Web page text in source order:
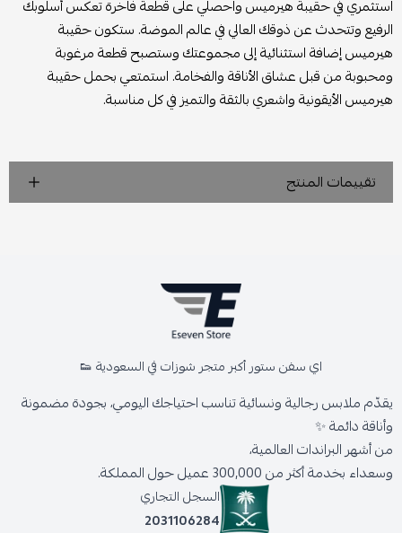
استثمري في حقيبة هيرميس واحصلي على قطعة فاخرة تعكس أسلوبك
الرفيع وتتحدث عن ذوقك العالي في عالم الموضة. ستكون حقيبة
هيرميس إضافة استثنائية إلى مجموعتك وستصبح قطعة مرغوبة
ومحبوبة من قبل عشاق الأناقة والفخامة. استمتعي بحمل حقيبة
هيرميس الأيقونية واشعري بالثقة والتميز في كل مناسبة.
تقييمات المنتج
اي سفن ستور أكبر متجر شوزات في السعودية 👟
يقدّم ملابس رجالية ونسائية تناسب احتياجك اليومي، بجودة مضمونة
وأناقة دائمة ✨
من أشهر البراندات العالمية،
وسعداء بخدمة أكثر من 300,000 عميل حول المملكة.
السجل التجاري
2031106284